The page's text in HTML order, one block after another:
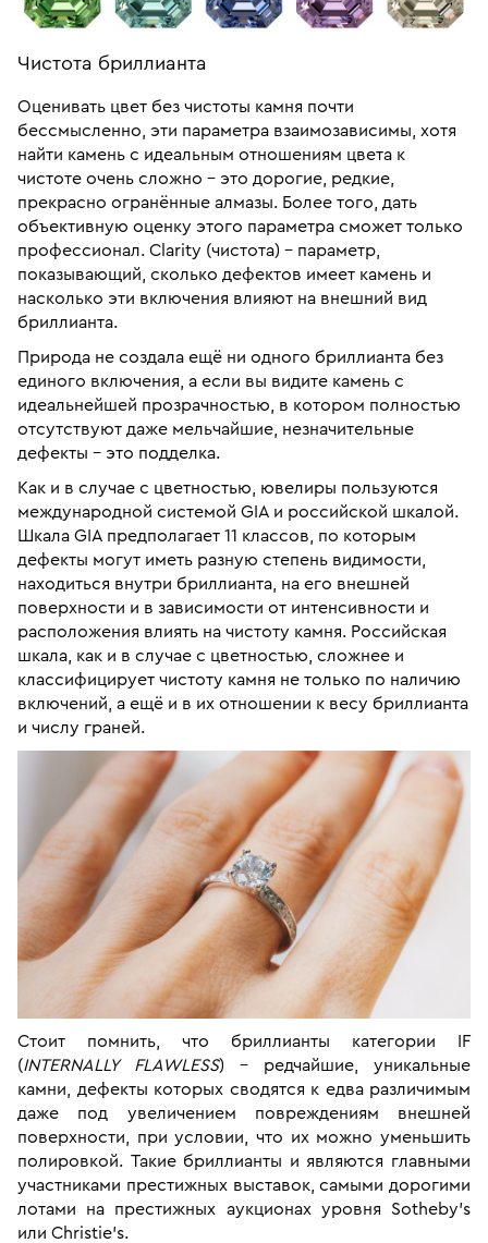
Чистота бриллианта
Оценивать цвет без чистоты камня почти
бессмысленно, эти параметра взаимозависимы, хотя
найти камень с идеальным отношениям цвета к
чистоте очень сложно – это дорогие, редкие,
прекрасно огранённые алмазы. Более того, дать
объективную оценку этого параметра сможет только
профессионал. Clarity (чистота) – параметр,
показывающий, сколько дефектов имеет камень и
насколько эти включения влияют на внешний вид
бриллианта.
Природа не создала ещё ни одного бриллианта без
единого включения, а если вы видите камень с
идеальнейшей прозрачностью, в котором полностью
отсутствуют даже мельчайшие, незначительные
дефекты – это подделка.
Как и в случае с цветностью, ювелиры пользуются
международной системой GIA и российской шкалой.
Шкала GIA предполагает 11 классов, по которым
дефекты могут иметь разную степень видимости,
находиться внутри бриллианта, на его внешней
поверхности и в зависимости от интенсивности и
расположения влиять на чистоту камня. Российская
шкала, как и в случае с цветностью, сложнее и
классифицирует чистоту камня не только по наличию
включений, а ещё и в их отношении к весу бриллианта
и числу граней.
Стоит помнить, что бриллианты категории IF
(INTERNALLY FLAWLESS) – редчайшие, уникальные
камни, дефекты которых сводятся к едва различимым
даже под увеличением повреждениям внешней
поверхности, при условии, что их можно уменьшить
полировкой. Такие бриллианты и являются главными
участниками престижных выставок, самыми дорогими
лотами на престижных аукционах уровня Sotheby’s
или Christie’s.